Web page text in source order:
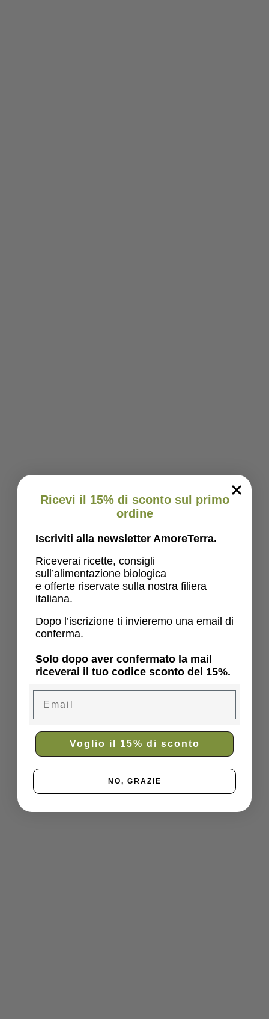
Ricevi il 15% di sconto sul primo
ordine
Iscriviti alla newsletter AmoreTerra.
Riceverai ricette, consigli
sull’alimentazione biologica
e offerte riservate sulla nostra filiera
italiana.
Dopo l’iscrizione ti invieremo una email di
conferma.
Solo dopo aver confermato la mail
riceverai il tuo codice sconto del 15%.
Voglio il 15% di sconto
NO, GRAZIE